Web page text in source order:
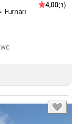
Furnari
4,00(1)
WC